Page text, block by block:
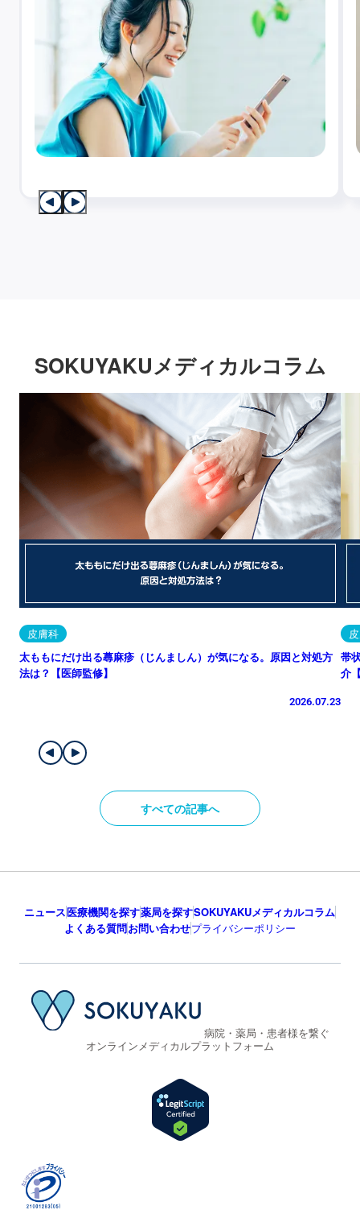
SOKUYAKUメディカルコラム
皮膚科
太ももにだけ出る蕁麻疹（じんましん）が気になる。原因と対処方
法は？【医師監修】
2026.07.23
帯
介
すべての記事へ
ニュース医療機関を探す薬局を探すSOKUYAKUメディカルコラム
よくある質問お問い合わせプライバシーポリシー
病院・薬局・患者様を繋ぐ
オンラインメディカルプラットフォーム